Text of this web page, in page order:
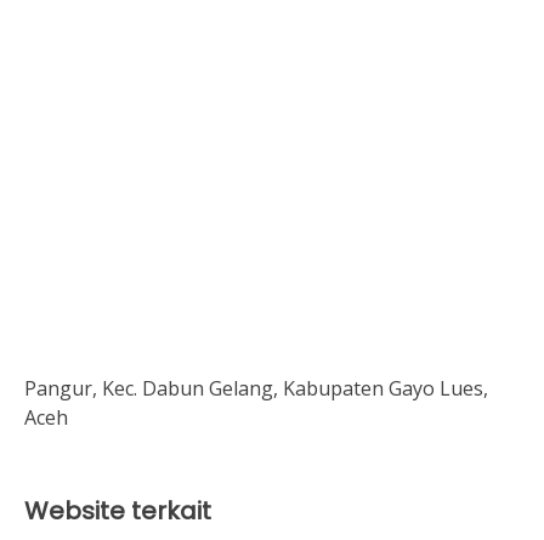
Pangur, Kec. Dabun Gelang, Kabupaten Gayo Lues,
Aceh
Website terkait